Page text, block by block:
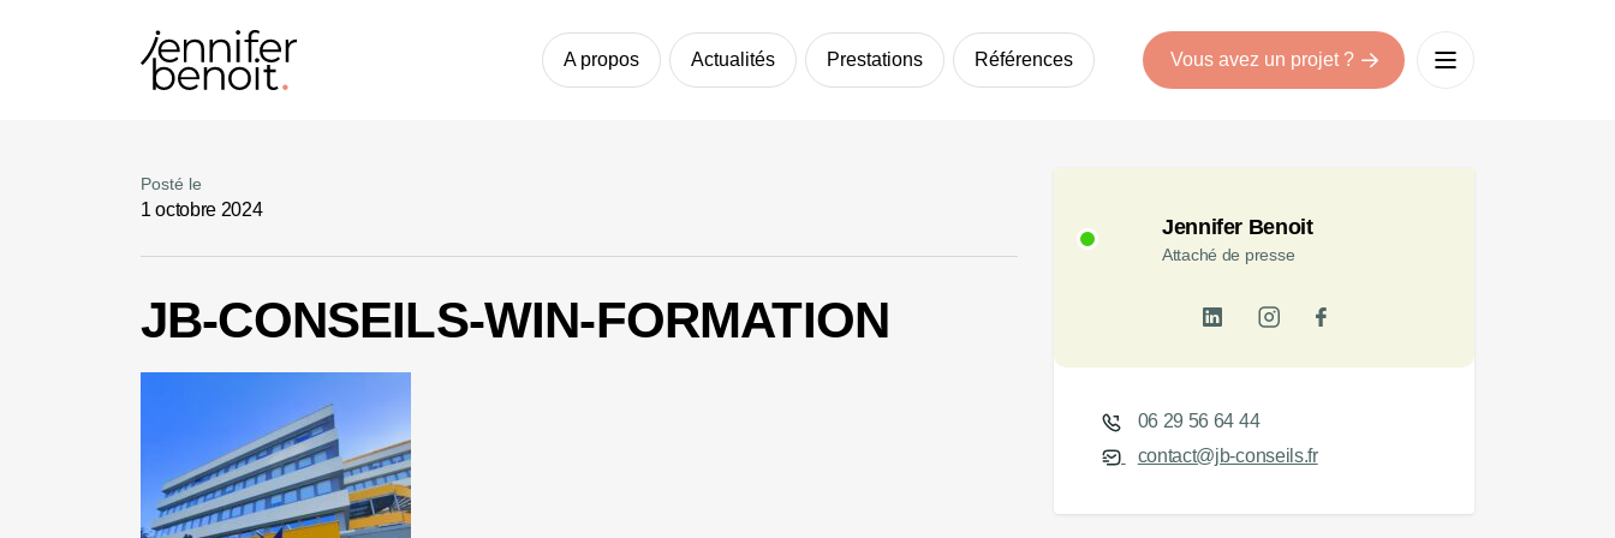
A propos Actualités Prestations Références Vous avez un projet ?
Posté le
1 octobre 2024
JB-CONSEILS-WIN-FORMATION
Jennifer Benoit
Attaché de presse
06 29 56 64 44
contact@jb-conseils.fr